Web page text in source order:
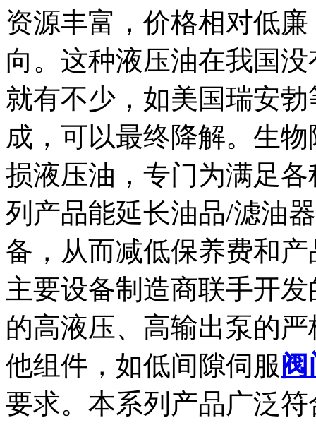
资源丰富，价格相对低
向。这种液压油在我国
就有不少，如美国瑞安
成，可以最终降解。生
损液压油，专门为满足
列产品能延长油品/滤油
备，从而减低保养费和
主要设备制造商联手开
的高液压、高输出泵的
他组件，如低间隙伺服阀
要求。本系列产品广泛